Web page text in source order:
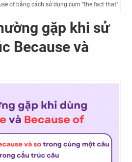
of bằng cách sử dụng cụm “the fact that”
gặp khi sử
Because và